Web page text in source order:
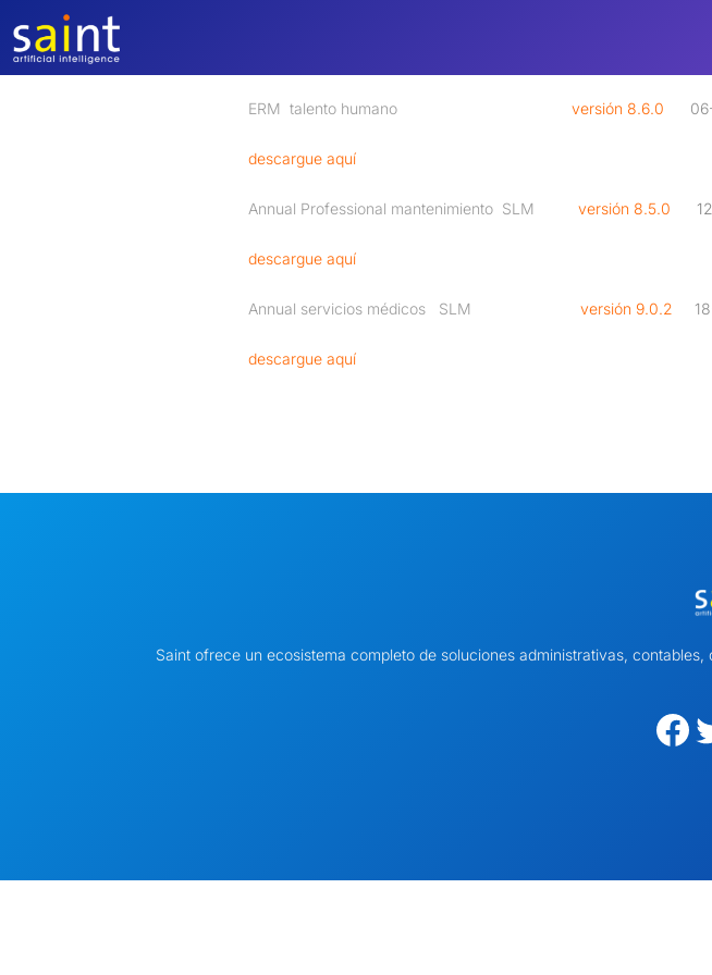
contenido
ERM talento humano versión 8.6.0 06-
descargue aquí
Annual Professional mantenimiento SLM versión 8.5.0 12-
descargue aquí
Annual servicios médicos SLM versión 9.0.2 18-
descargue aquí
Saint ofrece un ecosistema completo de soluciones administrativas,
Facebook Twitter